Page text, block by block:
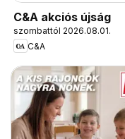
C&A akciós újság
szombattól 2026.08.01.
C&A